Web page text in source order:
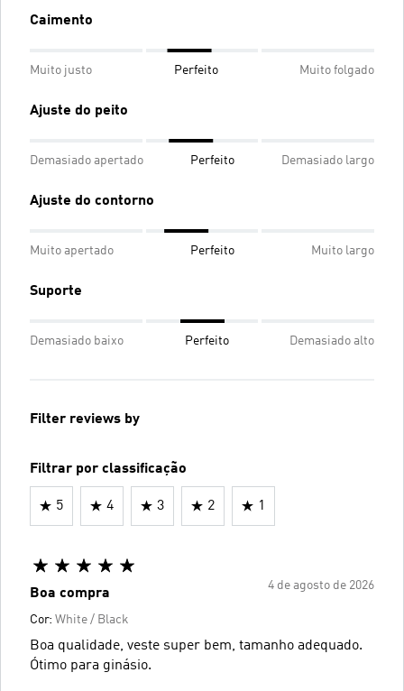
Caimento
Muito justo Perfeito Muito folgado
Ajuste do peito
Demasiado apertado Perfeito Demasiado largo
Ajuste do contorno
Muito apertado Perfeito Muito largo
Suporte
Demasiado baixo Perfeito Demasiado alto
Filter reviews by
Filtrar por classificação
5 4 3 2 1
4 de agosto de 2026
Boa compra
Cor: White / Black
Boa qualidade, veste super bem, tamanho adequado.
Ótimo para ginásio.